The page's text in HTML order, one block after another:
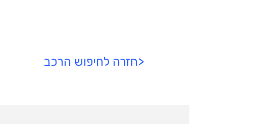
<חזרה לחיפוש הרכב